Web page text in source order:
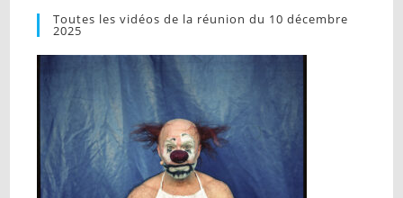
Toutes les vidéos de la réunion du 10 décembre
2025